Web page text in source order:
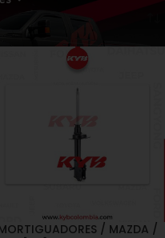
/ MAZDA /